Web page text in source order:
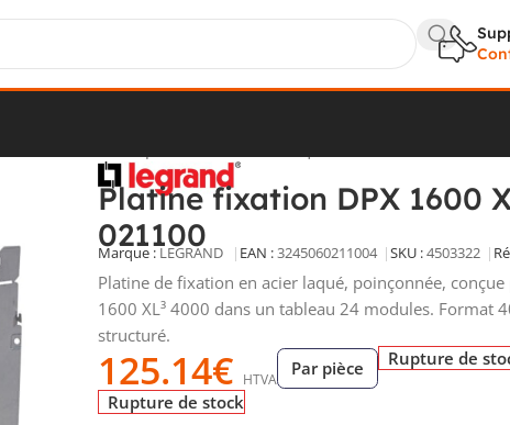
Platine fixation DPX 1600
021100
Marque :LEGRAND EAN :3245060211004 SKU :4503322
Platine de fixation en acier laqué, poinçonnée,
1600 XL³ 4000 dans un tableau 24 modules.
structuré.
125.14€ HTVA
Par pièce
Rupture de
Rupture de stock